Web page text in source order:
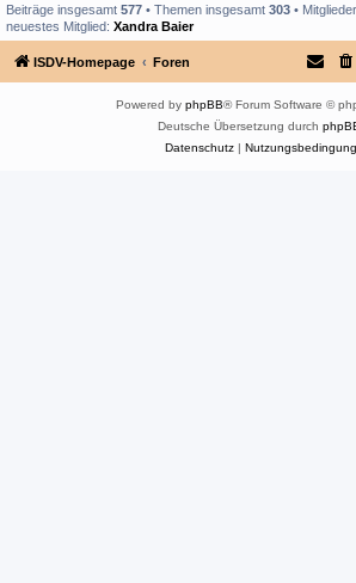
Beiträge insgesamt 577 • Themen insgesamt 303 •
neuestes Mitglied: Xandra Baier
ISDV-Homepage Foren
Powered by phpBB® Forum Software ©
Deutsche Übersetzung durch
Datenschutz|